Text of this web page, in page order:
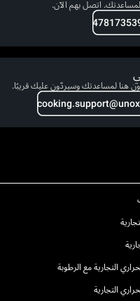
لمساعدتك. اتصل بهم الآن.
هنا لمساعدتك وسيردّون عليك قريبًا.
التجارية مع الرطوبة
التجارية